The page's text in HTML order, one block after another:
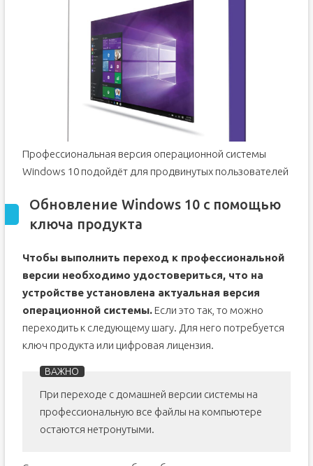
Профессиональная версия операционной системы
Windows 10 подойдёт для продвинутых пользователей
Обновление Windows 10 с помощью
ключа продукта
Чтобы выполнить переход к профессиональной
версии необходимо удостовериться, что на
устройстве установлена актуальная версия
операционной системы.Если это так, то можно
переходить к следующему шагу. Для него потребуется
ключ продукта или цифровая лицензия.
При переходе с домашней версии системы на
профессиональную все файлы на компьютере
остаются нетронутыми.